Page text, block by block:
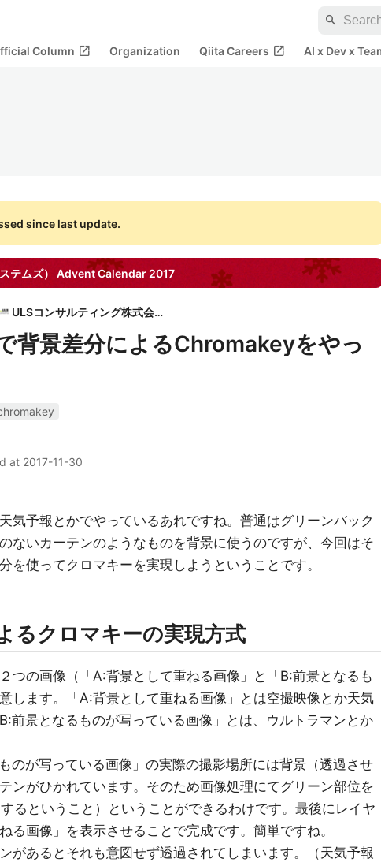
search
Column open_in_new Organization Qiita Careers open_in_new AI x Dev x
since last update.
テムズ） Advent Calendar 2017
ULSコンサルティング株式会社
背景差分によるChromakeyをやっ
at 2017-11-30
気予報とかでやっているあれですね。普通はグリーンバック
ないカーテンのようなものを背景に使うのですが、今回はそ
を使ってクロマキーを実現しようということです。
るクロマキーの実現方式
つの画像（「A:背景として重ねる画像」と「B:前景となるも
します。「A:背景として重ねる画像」とは空撮映像とか天気
前景となるものが写っている画像」とは、ウルトラマンとか
のが写っている画像」の実際の撮影場所には背景（透過させ
ンがひかれています。そのため画像処理にてグリーン部位を
るということ）ということができるわけです。最後にレイヤ
る画像」を表示させることで完成です。簡単ですね。
があるとそれも意図せず透過されてしまいます。（天気予報